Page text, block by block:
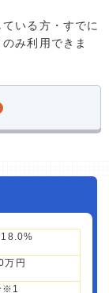
いる方・すでに
み利用できま
万円
※1